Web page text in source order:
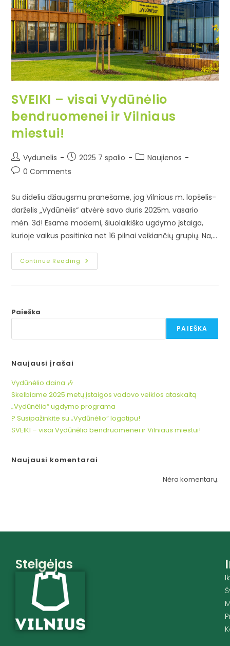
SVEIKI – visai Vydūnėlio
bendruomenei ir Vilniaus
miestui!
Vydunelis 2025 7 spalio
Naujienos
0 Comments
Su dideliu džiaugsmu pranešame, jog Vilniaus m. lopšelis-
darželis „Vydūnėlis“ atvėrė savo duris 2025m. vasario
mėn. 3d! Esame moderni, šiuolaikiška ugdymo įstaiga,
kurioje vaikus pasitinka net 16 pilnai veikiančių grupių. Na,…
Continue Reading
Paieška
PAIEŠKA
Naujausi įrašai
Vydūnėlio daina 🎶
Skelbiame 2025 metų įstaigos vadovo veiklos ataskaitą
„Vydūnėlio“ ugdymo programa
? Susipažinkite su „Vydūnėlio“ logotipu!
SVEIKI – visai Vydūnėlio bendruomenei ir Vilniaus miestui!
Naujausi komentarai
Nėra komentarų.
Steigėjas